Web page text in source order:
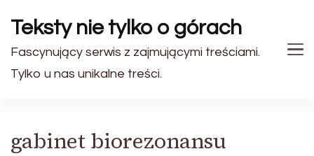
Teksty nie tylko o górach
Fascynujący serwis z zajmującymi treściami.
Tylko u nas unikalne treści.
gabinet biorezonansu